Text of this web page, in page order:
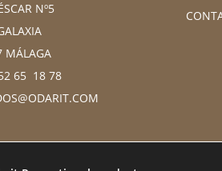
Nº5
MÁLAGA
65 18 78